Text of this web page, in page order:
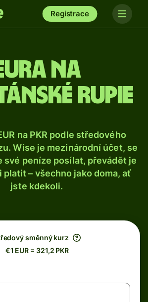
Registrace
na
rupie
na PKR podle středového
Wise je mezinárodní účet, se
své peníze posílat, převádět je
platit – všechno jako doma, ať
jste kdekoli.
směnný kurz
€1 EUR = 321,2 PKR